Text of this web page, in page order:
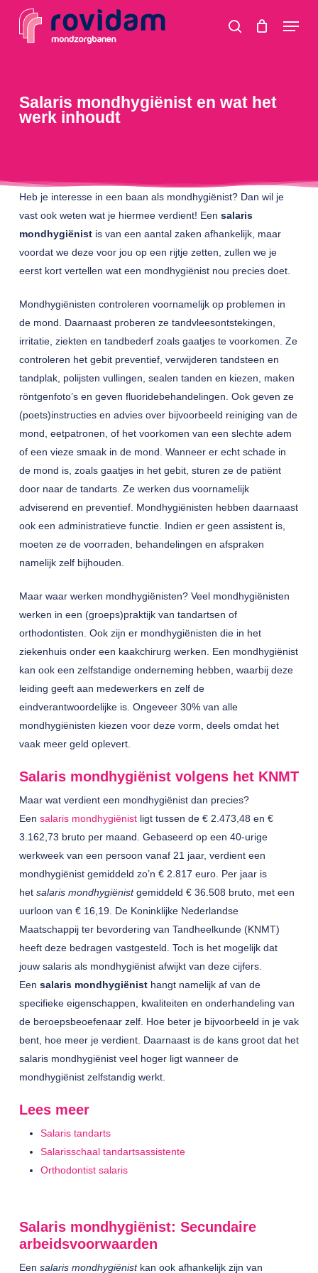
search
Menu
Salaris mondhygiënist en wat het
werk inhoudt
Heb je interesse in een baan als mondhygiënist? Dan wil je
vast ook weten wat je hiermee verdient! Een salaris
mondhygiënistis van een aantal zaken afhankelijk, maar
voordat we deze voor jou op een rijtje zetten, zullen we je
eerst kort vertellen wat een mondhygiënist nou precies doet.
Mondhygiënisten controleren voornamelijk op problemen in
de mond. Daarnaast proberen ze tandvleesontstekingen,
irritatie, ziekten en tandbederf zoals gaatjes te voorkomen. Ze
controleren het gebit preventief, verwijderen tandsteen en
tandplak, polijsten vullingen, sealen tanden en kiezen, maken
röntgenfoto’s en geven fluoridebehandelingen. Ook geven ze
(poets)instructies en advies over bijvoorbeeld reiniging van de
mond, eetpatronen, of het voorkomen van een slechte adem
of een vieze smaak in de mond. Wanneer er echt schade in
de mond is, zoals gaatjes in het gebit, sturen ze de patiënt
door naar de tandarts. Ze werken dus voornamelijk
adviserend en preventief. Mondhygiënisten hebben daarnaast
ook een administratieve functie. Indien er geen assistent is,
moeten ze de voorraden, behandelingen en afspraken
namelijk zelf bijhouden.
Maar waar werken mondhygiënisten? Veel mondhygiënisten
werken in een (groeps)praktijk van tandartsen of
orthodontisten. Ook zijn er mondhygiënisten die in het
ziekenhuis onder een kaakchirurg werken. Een mondhygiënist
kan ook een zelfstandige onderneming hebben, waarbij deze
leiding geeft aan medewerkers en zelf de
eindverantwoordelijke is. Ongeveer 30% van alle
mondhygiënisten kiezen voor deze vorm, deels omdat het
vaak meer geld oplevert.
Salaris mondhygiënist volgens het KNMT
Maar wat verdient een mondhygiënist dan precies?
Een salaris mondhygiënistligt tussen de € 2.473,48 en €
3.162,73 bruto per maand. Gebaseerd op een 40-urige
werkweek van een persoon vanaf 21 jaar, verdient een
mondhygiënist gemiddeld zo’n € 2.817 euro. Per jaar is
het salaris mondhygiënistgemiddeld € 36.508 bruto, met een
uurloon van € 16,19. De Koninklijke Nederlandse
Maatschappij ter bevordering van Tandheelkunde (KNMT)
heeft deze bedragen vastgesteld. Toch is het mogelijk dat
jouw salaris als mondhygiënist afwijkt van deze cijfers.
Een salaris mondhygiënisthangt namelijk af van de
specifieke eigenschappen, kwaliteiten en onderhandeling van
de beroepsbeoefenaar zelf. Hoe beter je bijvoorbeeld in je vak
bent, hoe meer je verdient. Daarnaast is de kans groot dat het
salaris mondhygiënist veel hoger ligt wanneer de
mondhygiënist zelfstandig werkt.
Lees meer
Salaris tandarts
Salarisschaal tandartsassistente
Orthodontist salaris
Salaris mondhygiënist: Secundaire
arbeidsvoorwaarden
Een salaris mondhygiënistkan ook afhankelijk zijn van